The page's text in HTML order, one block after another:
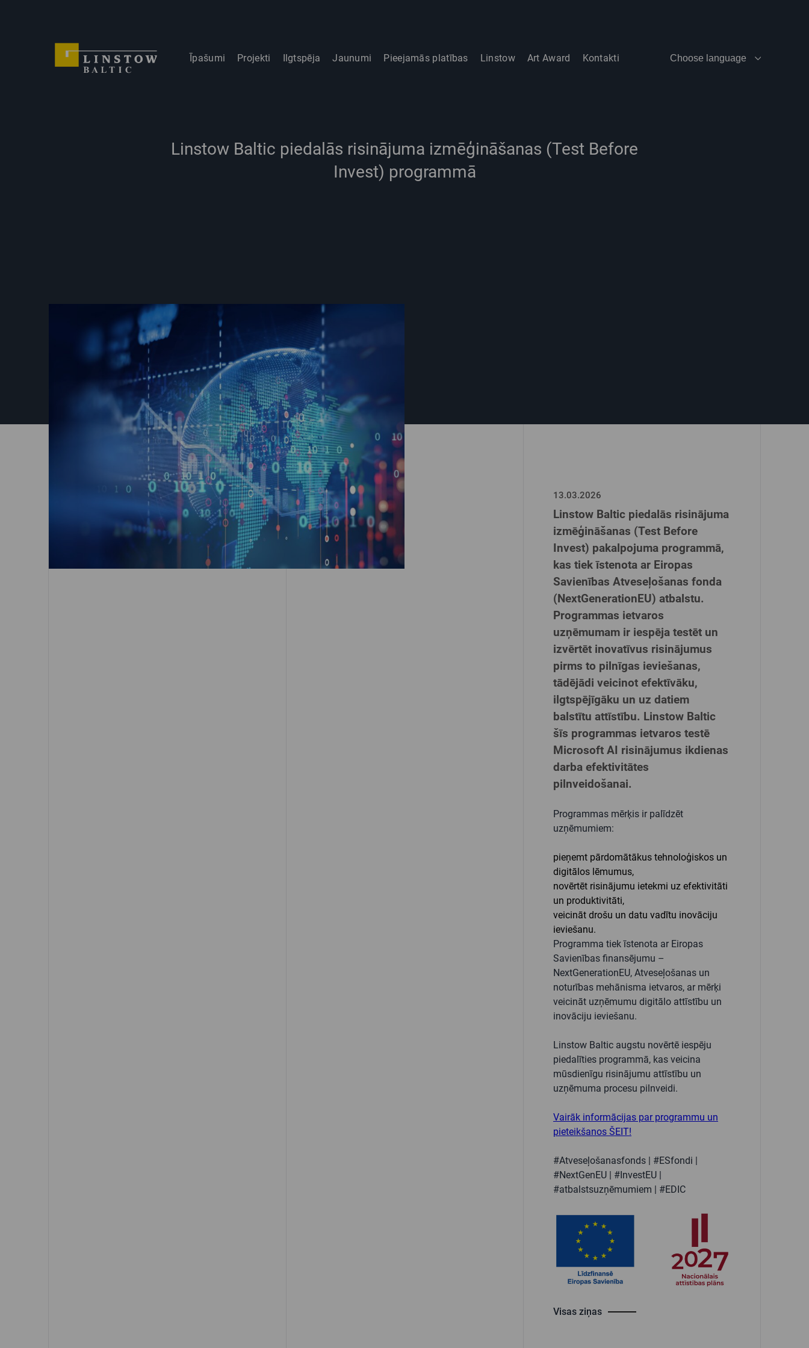
Īpašumi Projekti Ilgtspēja Jaunumi Pieejamās platības Linstow Art Award Kontakti Choose language
Linstow Baltic piedalās risinājuma izmēģināšanas (Test Before
Invest) programmā
13.03.2026
Linstow Baltic piedalās risinājuma
izmēģināšanas (Test Before
Invest) pakalpojuma programmā,
kas tiek īstenota ar Eiropas
Savienības Atveseļošanas fonda
(NextGenerationEU) atbalstu.
Programmas ietvaros
uzņēmumam ir iespēja testēt un
izvērtēt inovatīvus risinājumus
pirms to pilnīgas ieviešanas,
tādējādi veicinot efektīvāku,
ilgtspējīgāku un uz datiem
balstītu attīstību. Linstow Baltic
šīs programmas ietvaros testē
Microsoft AI risinājumus ikdienas
darba efektivitātes
pilnveidošanai.
Programmas mērķis ir palīdzēt
uzņēmumiem:
pieņemt pārdomātākus tehnoloģiskos un
digitālos lēmumus,
novērtēt risinājumu ietekmi uz efektivitāti
un produktivitāti,
veicināt drošu un datu vadītu inovāciju
ieviešanu.
Programma tiek īstenota ar Eiropas
Savienības finansējumu –
NextGenerationEU, Atveseļošanas un
noturības mehānisma ietvaros, ar mērķi
veicināt uzņēmumu digitālo attīstību un
inovāciju ieviešanu.
Linstow Baltic augstu novērtē iespēju
piedalīties programmā, kas veicina
mūsdienīgu risinājumu attīstību un
uzņēmuma procesu pilnveidi.
Vairāk informācijas par programmu un
pieteikšanos ŠEIT!
#Atveseļošanasfonds | #ESfondi |
#NextGenEU | #InvestEU |
#atbalstsuzņēmumiem | #EDIC
Visas ziņas